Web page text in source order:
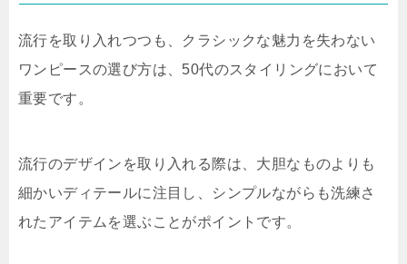
流行を取り入れつつも、クラシックな魅力を失わない
ワンピースの選び方は、50代のスタイリングにおいて
重要です。
流行のデザインを取り入れる際は、大胆なものよりも
細かいディテールに注目し、シンプルながらも洗練さ
れたアイテムを選ぶことがポイントです。